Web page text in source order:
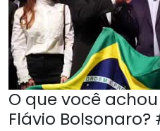
O que você
Flávio